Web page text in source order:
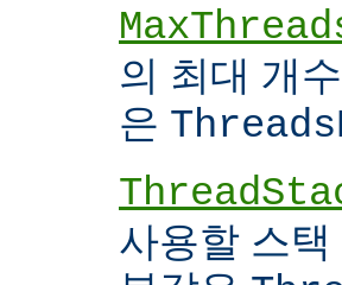
의 최대 개
은
사용할 스